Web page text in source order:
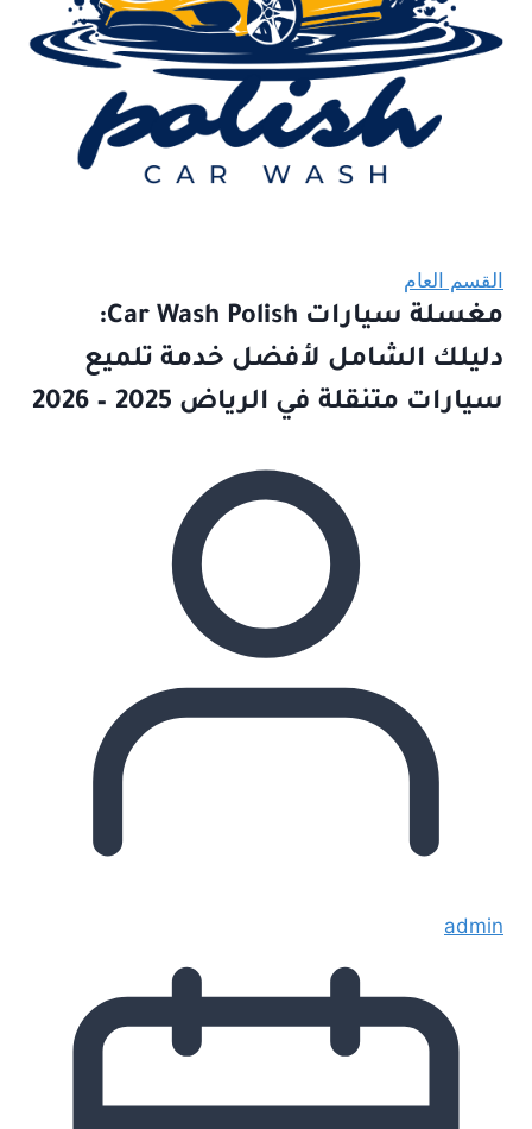
القسم العام
مغسلة سيارات Car Wash Polish:
دليلك الشامل لأفضل خدمة تلميع
سيارات متنقلة في الرياض 2025 – 2026
admin